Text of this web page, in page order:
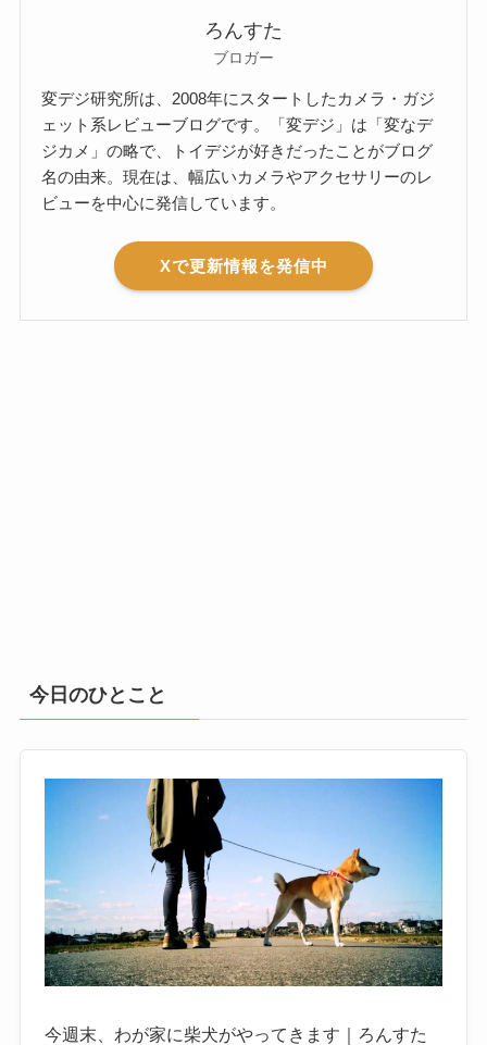
ろんすた
ブロガー
変デジ研究所は、2008年にスタートしたカメラ・ガジ
ェット系レビューブログです。「変デジ」は「変なデ
ジカメ」の略で、トイデジが好きだったことがブログ
名の由来。現在は、幅広いカメラやアクセサリーのレ
ビューを中心に発信しています。
Xで更新情報を発信中
今日のひとこと
今週末、わが家に柴犬がやってきます｜ろんすた